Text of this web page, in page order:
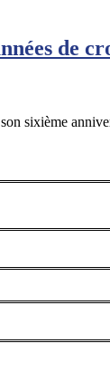
de
sixième